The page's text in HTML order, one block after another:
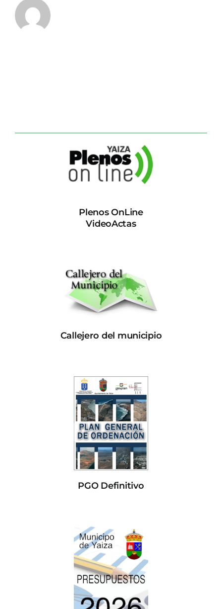
Plenos OnLine
VideoActas
Callejero del municipio
PGO Definitivo